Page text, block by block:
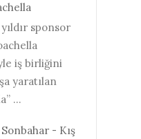
sponsor
iş birliğini
yaratılan
...
- Kış